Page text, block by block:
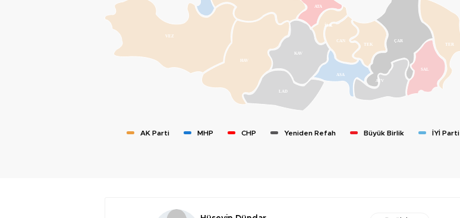
TER
ÇAR
SAL
TEK
ASA
CAN
İLK
LAD
KAV
ATA
HAV
VEZ
AYV
AK Parti MHP CHP Yeniden Refah Büyük Birlik İYİ Parti